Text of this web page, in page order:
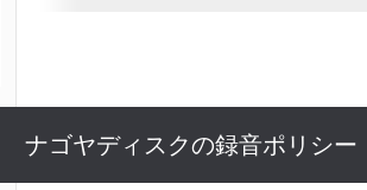
ナゴヤディスクの録音ポリシー